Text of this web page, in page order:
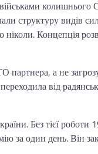
колишнього
структуру видів
ніколи. Концепція
партнера, а не
від
Без тієї
за один день. Він